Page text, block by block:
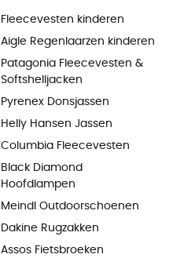
Fleecevesten kinderen
Aigle Regenlaarzen kinderen
Patagonia Fleecevesten &
Softshelljacken
Pyrenex Donsjassen
Helly Hansen Jassen
Columbia Fleecevesten
Black Diamond
Hoofdlampen
Meindl Outdoorschoenen
Dakine Rugzakken
Assos Fietsbroeken